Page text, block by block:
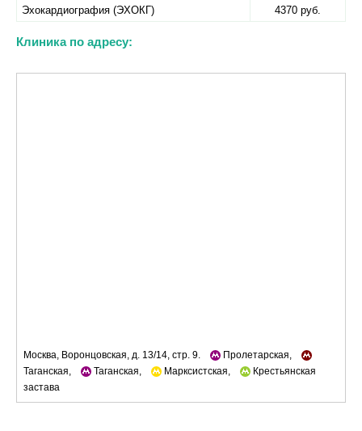
Эхокардиография (ЭХОКГ)
4370 руб.
Клиника по адресу:
Москва, Воронцовская, д. 13/14, стр. 9.
Пролетарская,
Таганская,
Таганская, Марксистская,
Крестьянская
застава